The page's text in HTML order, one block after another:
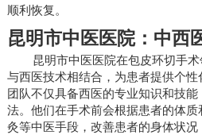
顺利恢复。
昆明市中医医院：中西
昆明市中医医院在包皮环切手
与西医技术相结合，为患者提供个
团队不仅具备西医的专业知识和技
法。他们在手术前会根据患者的体
灸等中医手段，改善患者的身体状况